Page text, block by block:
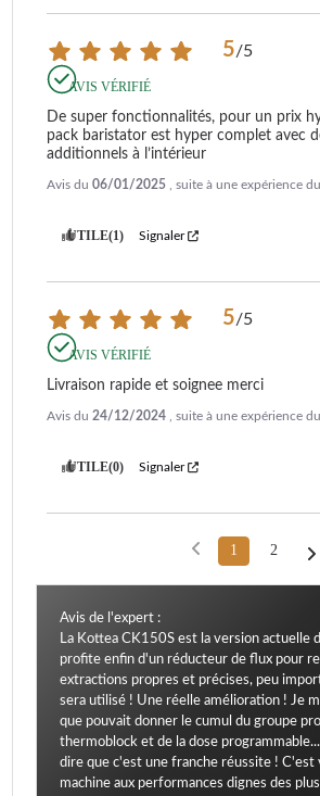
5/5
AVIS VÉRIFIÉ
De super fonctionnalités, pour un prix
pack baristator est hyper complet avec
additionnels à l’intérieur
Avis du 06/01/2025 , suite à une expérience du
UTILE(1) Signaler
5/5
AVIS VÉRIFIÉ
Livraison rapide et soignee merci
Avis du 24/12/2024 , suite à une expérience du
UTILE(0) Signaler
1 2
Avis de l'expert :
La Kottea CK150S est la version actuelle
profite enfin d'un réducteur de flux pour
extractions propres et précises, peu
sera utilisé ! Une réelle amélioration ! Je
que pouvait donner le cumul du groupe
thermoblock et de la dose
dire que c'est une franche réussite ! C'est
machine aux performances dignes des